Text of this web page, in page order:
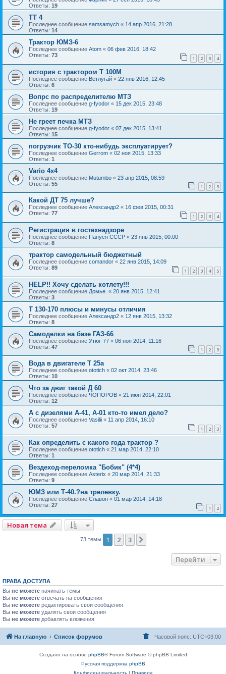
Ответы: 19
ТТ 4
Последнее сообщение samsamych « 14 апр 2016, 21:28
Ответы: 14
Трактор ЮМЗ-6
Последнее сообщение Atom « 06 фев 2016, 18:42
Ответы: 73 1 2 3 4
история с трактором Т 100М
Последнее сообщение Ветлугай « 22 янв 2016, 12:45
Ответы: 6
Вопрс по распределителю МТЗ
Последнее сообщение g-fyodor « 15 дек 2015, 23:48
Ответы: 19
Не греет печка МТЗ
Последнее сообщение g-fyodor « 07 дек 2015, 13:41
Ответы: 15
погрузчик ТО-30 кто-нибудь эксплуатирует?
Последнее сообщение Gerrom « 02 ноя 2015, 13:33
Ответы: 1
Vario 4x4
Последнее сообщение Mutumbo « 23 апр 2015, 08:59
Ответы: 55 1 2 3
Какой ДТ 75 лучше?
Последнее сообщение Александр2 « 16 фев 2015, 00:31
Ответы: 77 1 2 3 4
Регистрация в гостехнадзоре
Последнее сообщение Папуся СССР « 23 янв 2015, 00:00
Ответы: 8
трактор самодельный бюджетный
Последнее сообщение comandor « 22 янв 2015, 14:09
Ответы: 89 1 2 3 4 5
HELP!! Хочу сделать котлету!!!
Последнее сообщение Домье. « 20 янв 2015, 12:41
Ответы: 3
Т 130-170 плюсы и минусы отличия
Последнее сообщение Александр2 « 12 янв 2015, 13:32
Ответы: 8
Самоделки на базе ГАЗ-66
Последнее сообщение Утюг-77 « 06 ноя 2014, 11:16
Ответы: 47 1 2 3
Вода в двигателе Т 25а
Последнее сообщение ototich « 02 окт 2014, 23:46
Ответы: 10
Что за двиг такой Д 60
Последнее сообщение ЧОПОРОВ « 21 июн 2014, 22:01
Ответы: 12
А с дизелями А-41, А-01 кто-то имел дело?
Последнее сообщение Vasilii « 11 апр 2014, 16:10
Ответы: 57 1 2 3
Как определить с какого года трактор ?
Последнее сообщение ototich « 21 мар 2014, 22:10
Ответы: 1
Вездеход-переломка "Бобик" (4*4)
Последнее сообщение Asterix « 20 мар 2014, 21:33
Ответы: 9
ЮМЗ или Т-40.?на трелевку.
Последнее сообщение Славон « 01 мар 2014, 14:18
Ответы: 27 1 2
Новая тема
73 темы 1 2 3
Перейти
ПРАВА ДОСТУПА
Вы не можете начинать темы
Вы не можете отвечать на сообщения
Вы не можете редактировать свои сообщения
Вы не можете удалять свои сообщения
Вы не можете добавлять вложения
На главную Список форумов Часовой пояс: UTC+03:00
Создано на основе phpBB® Forum Software © phpBB Limited
Русская поддержка phpBB
Конфиденциальность| Правила